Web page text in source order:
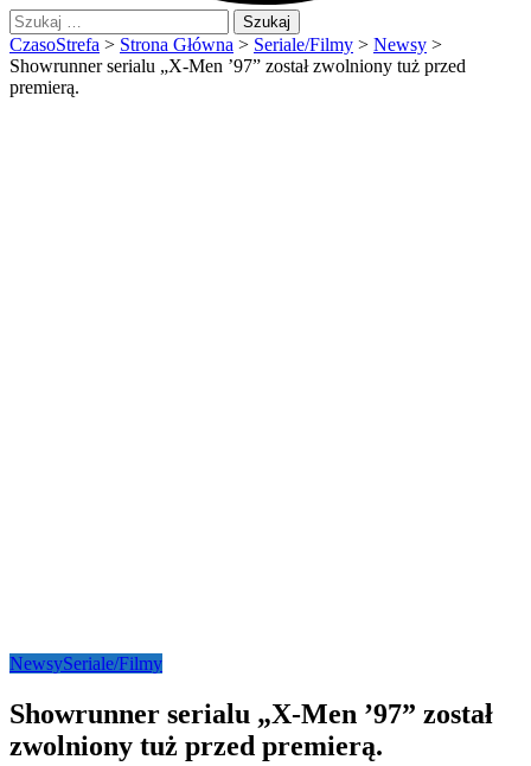
Szukaj:
CzasoStrefa > Strona Główna > Seriale/Filmy > Newsy >
Showrunner serialu „X-Men ’97” został zwolniony tuż przed
premierą.
NewsySeriale/Filmy
Showrunner serialu „X-Men ’97” został
zwolniony tuż przed premierą.